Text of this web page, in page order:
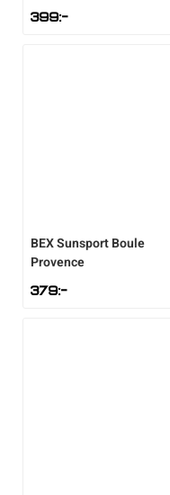
399:-
BEXSunsport Boule
Provence
379:-